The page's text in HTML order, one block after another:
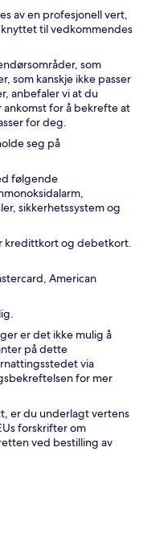
av en profesjonell vert,
til vedkommendes
som
som kanskje ikke passer
anbefaler vi at du
for å bekrefte at
for deg.
seg på
følgende
sikkerhetssystem og
kredittkort og debetkort.
American
er det ikke mulig å
på dette
via
for mer
er du underlagt vertens
forskrifter om
ved bestilling av